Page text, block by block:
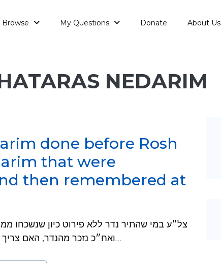
Browse My Questions Donate About Us
NEDARIM
done before Rosh
that were
then remembered at
ואח״כ נזכר מהנדר, האם צריך להתיר שוב. והנה, לדינא שללא פירוט אינו מועיל…